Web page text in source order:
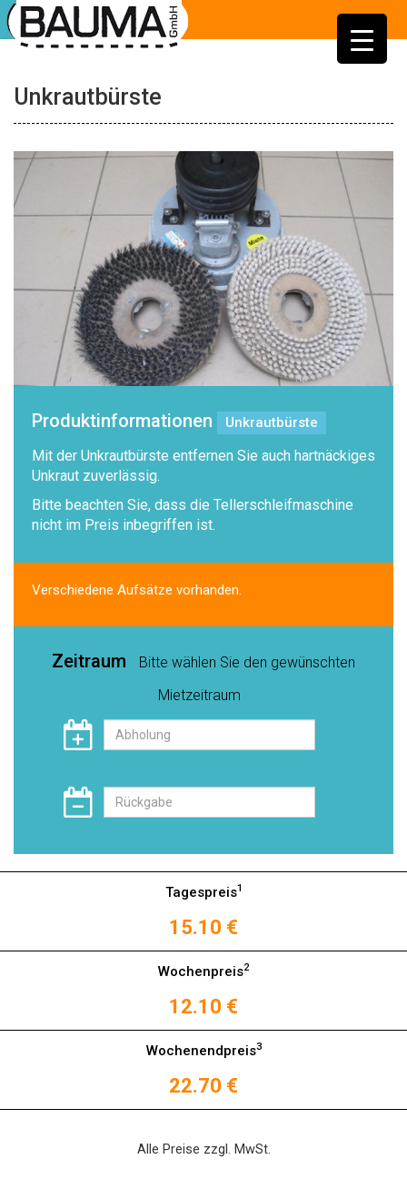
Unkrautbürste
Produktinformationen Unkrautbürste
Mit der Unkrautbürste entfernen Sie auch hartnäckiges
Unkraut zuverlässig.
Bitte beachten Sie, dass die Tellerschleifmaschine
nicht im Preis inbegriffen ist.
Verschiedene Aufsätze vorhanden.
Zeitraum
Bitte wählen Sie den gewünschten
Mietzeitraum
Tagespreis1
15.10 €
Wochenpreis2
12.10 €
Wochenendpreis3
22.70 €
Alle Preise zzgl. MwSt.